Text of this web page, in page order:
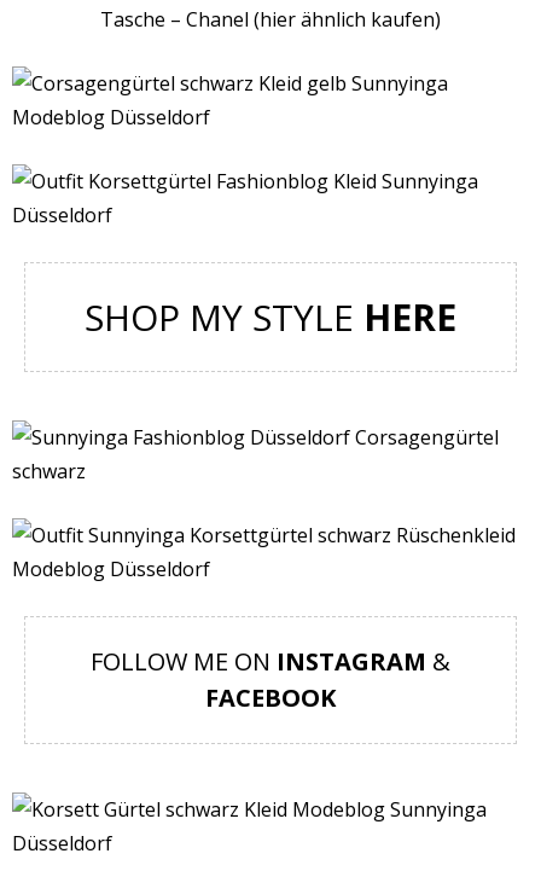
Tasche – Chanel (hier ähnlich kaufen)
SHOP MY STYLE HERE
FOLLOW ME ON INSTAGRAM &
FACEBOOK